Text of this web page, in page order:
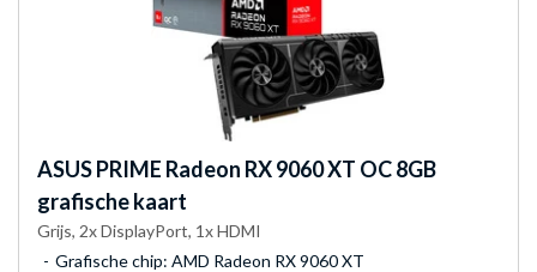
ASUSPRIME Radeon RX 9060 XT OC 8GB
grafische kaart
Grijs, 2x DisplayPort, 1x HDMI
Grafische chip: AMD Radeon RX 9060 XT